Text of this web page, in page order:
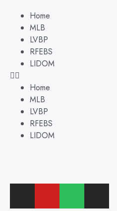
Home
MLB
LVBP
RFEBS
LIDOM
Home
MLB
LVBP
RFEBS
LIDOM